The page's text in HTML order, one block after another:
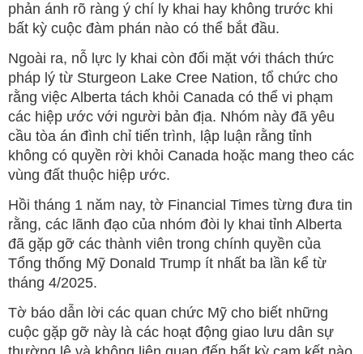
phản ánh rõ ràng ý chí ly khai hay không trước khi
bất kỳ cuộc đàm phán nào có thể bắt đầu.
Ngoài ra, nỗ lực ly khai còn đối mặt với thách thức
pháp lý từ Sturgeon Lake Cree Nation, tổ chức cho
rằng việc Alberta tách khỏi Canada có thể vi phạm
các hiệp ước với người bản địa. Nhóm này đã yêu
cầu tòa án đình chỉ tiến trình, lập luận rằng tỉnh
không có quyền rời khỏi Canada hoặc mang theo các
vùng đất thuộc hiệp ước.
Hồi tháng 1 năm nay, tờ Financial Times từng đưa tin
rằng, các lãnh đạo của nhóm đòi ly khai tỉnh Alberta
đã gặp gỡ các thành viên trong chính quyền của
Tổng thống Mỹ Donald Trump ít nhất ba lần kể từ
tháng 4/2025.
Tờ báo dẫn lời các quan chức Mỹ cho biết những
cuộc gặp gỡ này là các hoạt động giao lưu dân sự